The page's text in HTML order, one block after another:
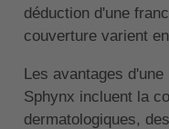
déduction d'une
couverture varient
Les avantages
Sphynx incluent la
dermatologiques,